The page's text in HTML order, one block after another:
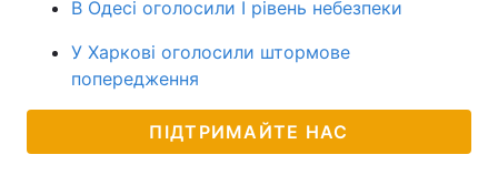
В Одесі оголосили І рівень небезпеки
У Харкові оголосили штормове
попередження
ПІДТРИМАЙТЕ НАС